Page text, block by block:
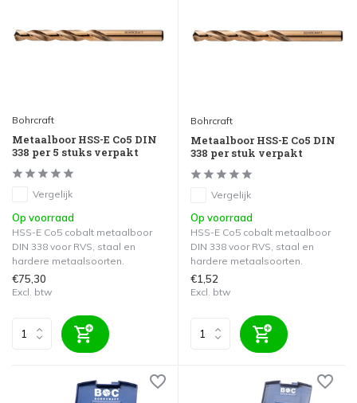
Bohrcraft
Metaalboor HSS-E Co5 DIN
338 per 5 stuks verpakt
Vergelijk
Op voorraad
HSS-E Co5 cobalt metaalboor
DIN 338 voor RVS, staal en
hardere metaalsoorten.
€75,30
Excl. btw
Bohrcraft
Metaalboor HSS-E Co5 DIN
338 per stuk verpakt
Vergelijk
Op voorraad
HSS-E Co5 cobalt metaalboor
DIN 338 voor RVS, staal en
hardere metaalsoorten.
€1,52
Excl. btw